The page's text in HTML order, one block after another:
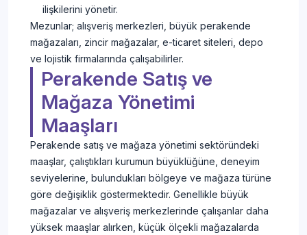
ilişkilerini yönetir.
Mezunlar; alışveriş merkezleri, büyük perakende
mağazaları, zincir mağazalar, e-ticaret siteleri, depo
ve lojistik firmalarında çalışabilirler.
Perakende Satış ve
Mağaza Yönetimi
Maaşları
Perakende satış ve mağaza yönetimi sektöründeki
maaşlar, çalıştıkları kurumun büyüklüğüne, deneyim
seviyelerine, bulundukları bölgeye ve mağaza türüne
göre değişiklik göstermektedir. Genellikle büyük
mağazalar ve alışveriş merkezlerinde çalışanlar daha
yüksek maaşlar alırken, küçük ölçekli mağazalarda